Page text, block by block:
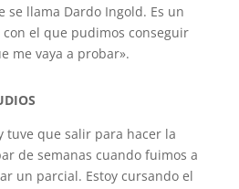
se llama Dardo Ingold. Es un
el que pudimos conseguir
me vaya a probar».
tuve que salir para hacer la
de semanas cuando fuimos a
un parcial. Estoy cursando el